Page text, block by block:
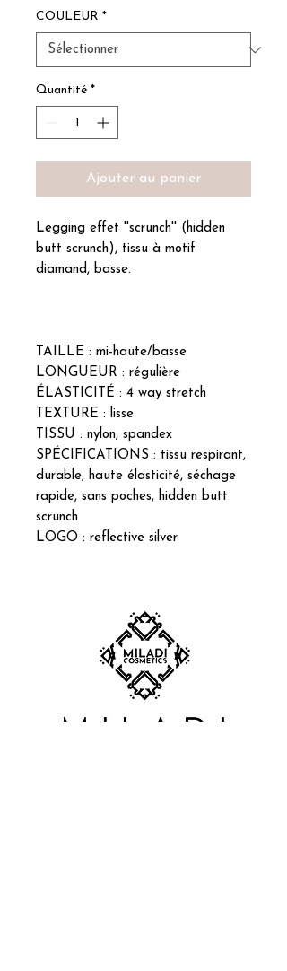
COULEUR *
Quantité *
Ajouter au panier
Legging effet ''scrunch'' (hidden
butt scrunch), tissu à motif
diamand, basse.
TAILLE : mi-haute/basse
LONGUEUR : régulière
ÉLASTICITÉ : 4 way stretch
TEXTURE : lisse
TISSU : nylon, spandex
SPÉCIFICATIONS : tissu respirant,
durable, haute élasticité, séchage
rapide, sans poches, hidden butt
scrunch
LOGO : reflective silver